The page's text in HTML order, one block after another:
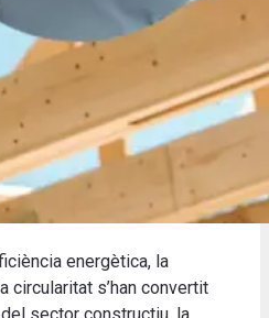
energètica, la
circularitat s’han convertit